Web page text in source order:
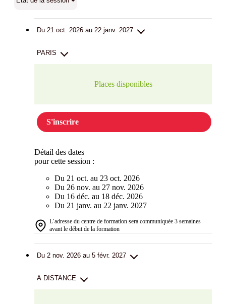
Du 21 oct. 2026 au 22 janv. 2027
PARIS
Places disponibles
S'inscrire
Détail des dates
pour cette session :
Du 21 oct. au 23 oct. 2026
Du 26 nov. au 27 nov. 2026
Du 16 déc. au 18 déc. 2026
Du 21 janv. au 22 janv. 2027
L’adresse du centre de formation sera communiquée 3 semaines
avant le début de la formation
Du 2 nov. 2026 au 5 févr. 2027
A DISTANCE